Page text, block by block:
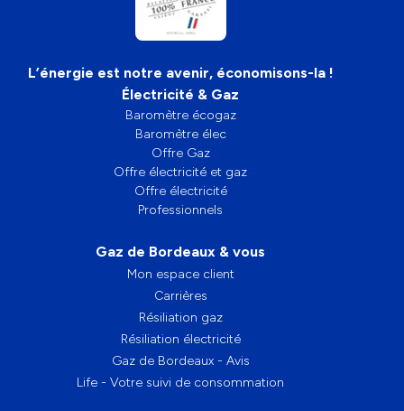
L’énergie est notre avenir, économisons-la !
Électricité & Gaz
Baromètre écogaz
Baromètre élec
Offre Gaz
Offre électricité et gaz
Offre électricité
Professionnels
Gaz de Bordeaux & vous
Mon espace client
Carrières
Résiliation gaz
Résiliation électricité
Gaz de Bordeaux - Avis
Life - Votre suivi de consommation